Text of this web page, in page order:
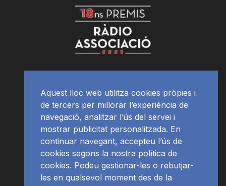
Aquest lloc web utilitza cookies pròpies i
de tercers per millorar l’experiència de
navegació, analitzar l’ús del servei i
mostrar publicitat personalitzada. En
continuar navegant, accepteu l’ús de
cookies segons la nostra política de
cookies. Podeu gestionar-les o rebutjar-
les en qualsevol moment des de la